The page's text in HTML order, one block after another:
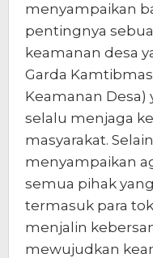
menyampaikan
pentingnya
keamanan desa
Garda
Keamanan
selalu menjaga
masyarakat.
menyampaikan
semua pihak
termasuk para
menjalin
mewujudkan